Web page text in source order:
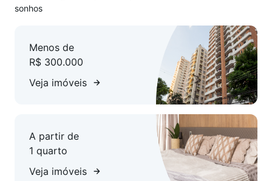
sonhos
Menos de
R$ 300.000
Veja imóveis
A partir de
1 quarto
Veja imóveis